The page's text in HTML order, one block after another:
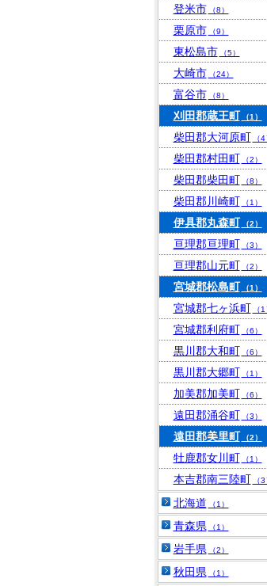
登米市 （8）
栗原市 （9）
東松島市 （5）
大崎市 （24）
富谷市 （8）
刈田郡蔵王町 （1）
柴田郡大河原町 （4
柴田郡村田町 （2）
柴田郡柴田町 （8）
柴田郡川崎町 （1）
伊具郡丸森町 （2）
亘理郡亘理町 （3）
亘理郡山元町 （2）
宮城郡松島町 （1）
宮城郡七ヶ浜町 （1
宮城郡利府町 （6）
黒川郡大和町 （6）
黒川郡大郷町 （1）
加美郡加美町 （6）
遠田郡涌谷町 （3）
遠田郡美里町 （2）
牡鹿郡女川町 （1）
本吉郡南三陸町 （3
北海道 （1）
青森県 （1）
岩手県 （2）
秋田県 （1）